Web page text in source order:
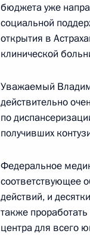
В
на
Встреча с
21 мая 2024 года,
Указ о
на период до
7 мая 2024 года, 18:40
бюджета уже
социальной
открытия в
клинической
Уважаемый
действительно
по
получивших
Федеральное
соответствующее
действий, и
также
центра для всего